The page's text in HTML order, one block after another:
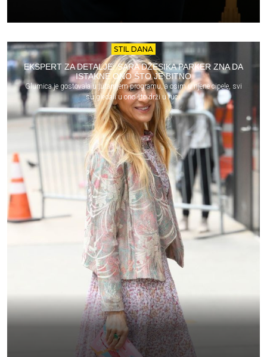
STIL DANA
EKSPERT ZA DETALJE: SARA DŽESIKA PARKER ZNA DA
ISTAKNE ONO ŠTO JE BITNO
Glumica je gostovala u jutarnjem programu, a osim u njene cipele, svi
su gledali u ono što drži u ruci.